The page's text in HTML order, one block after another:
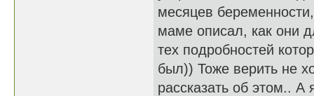
месяцев
маме описал, как они
тех подробностей
был)) Тоже верить не
рассказать об этом..